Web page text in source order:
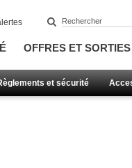
OFFRES ET SORTIES
et sécurité